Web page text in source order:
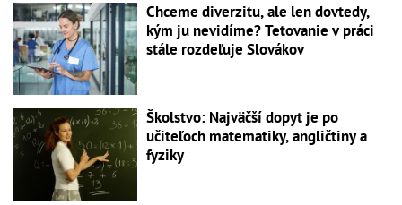
Chceme diverzitu, ale len dovtedy,
kým ju nevidíme? Tetovanie v práci
stále rozdeľuje Slovákov
Školstvo: Najväčší dopyt je po
učiteľoch matematiky, angličtiny a
fyziky